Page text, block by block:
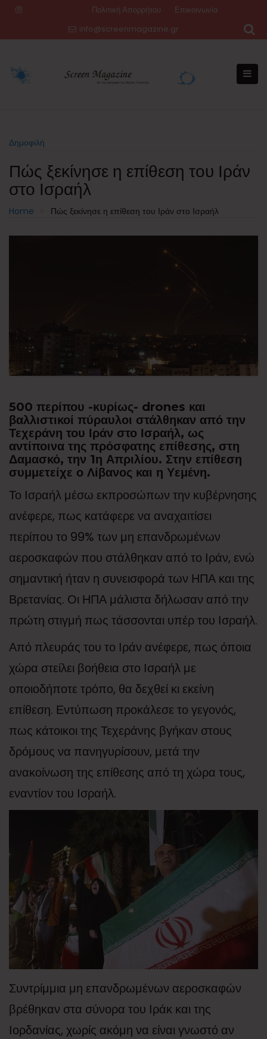
Πολιτική Απορρήτου
Επικοινωνία
info@screenmagazine.gr
Δημοφιλή
Πώς ξεκίνησε η επίθεση του Ιράν
στο Ισραήλ
Home Πώς ξεκίνησε η επίθεση του Ιράν στο Ισραήλ
500 περίπου -κυρίως- drones και
βαλλιστικοί πύραυλοι στάλθηκαν από την
Τεχεράνη του Ιράν στο Ισραήλ, ως
αντίποινα της πρόσφατης επίθεσης, στη
Δαμασκό, την 1η Απριλίου. Στην επίθεση
συμμετείχε ο Λίβανος και η Υεμένη.
Το Ισραήλ μέσω εκπροσώπων την κυβέρνησης
ανέφερε, πως κατάφερε να αναχαιτίσει
περίπου το 99% των μη επανδρωμένων
αεροσκαφών που στάλθηκαν από το Ιράν, ενώ
σημαντική ήταν η συνεισφορά των ΗΠΑ και της
Βρετανίας. Οι ΗΠΑ μάλιστα δήλωσαν από την
πρώτη στιγμή πως τάσσονται υπέρ του Ισραήλ.
Από πλευράς του το Ιράν ανέφερε, πως όποια
χώρα στείλει βοήθεια στο Ισραήλ με
οποιοδήποτε τρόπο, θα δεχθεί κι εκείνη
επίθεση. Εντύπωση προκάλεσε το γεγονός,
πως κάτοικοι της Τεχεράνης βγήκαν στους
δρόμους να πανηγυρίσουν, μετά την
ανακοίνωση της επίθεσης από τη χώρα τους,
εναντίον του Ισραήλ.
Συντρίμμια μη επανδρωμένων αεροσκαφών
βρέθηκαν στα σύνορα του Ιράκ και της
Ιορδανίας, χωρίς ακόμη να είναι γνωστό αν